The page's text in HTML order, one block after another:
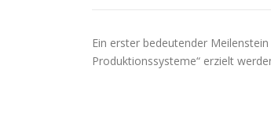
Ein erster bedeutender
Produktionssysteme“ erzielt